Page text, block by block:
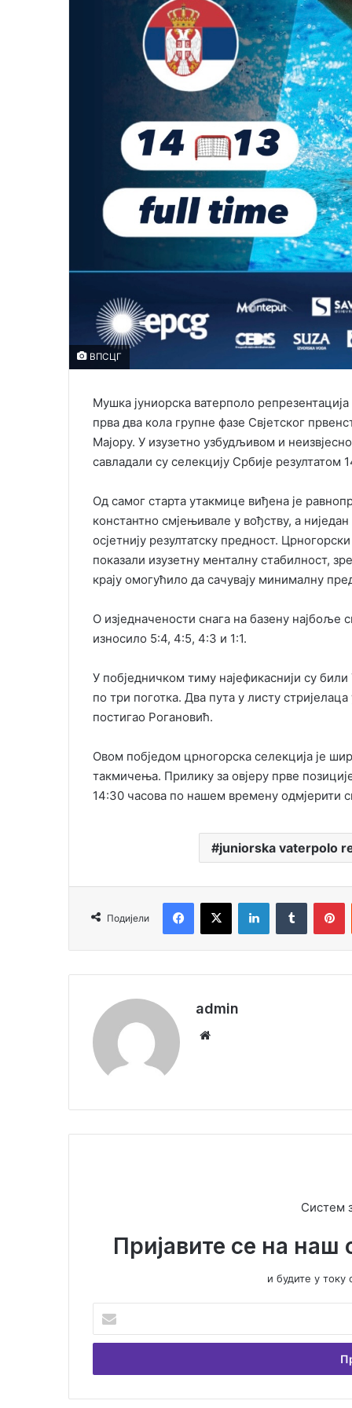
ВПСЦГ
Мушка јуниорска ватерполо
прва два кола групне фазе Свјетског
Мајору. У изузетно узбудљивом и
савладали су селекцију Србије резултатом
Од самог старта утакмице виђена је
константно смјењивале у вођству, а
осјетнију резултатску предност.
показали изузетну менталну стабилност,
крају омогућило да сачувају минималну
О изједначености снага на базену најбоље
износило 5:4, 4:5, 4:3 и 1:1.
У побједничком тиму најефикаснији су
по три поготка. Два пута у листу
постигао Рогановић.
Овом побједом црногорска селекција је
такмичења. Прилику за овјеру прве
14:30 часова по нашем времену одмјерити
juniorska vaterpolo
Подијели
admin
Систем
Пријавите се на наш
и будите у
е
и